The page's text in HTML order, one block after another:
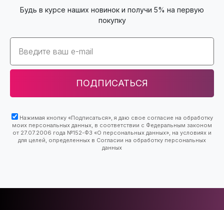
Будь в курсе наших новинок и получи 5% на первую
покупку
Email
ПОДПИСАТЬСЯ
Нажимая кнопку «Подписаться», я даю свое согласие на обработку
моих персональных данных, в соответствии с Федеральным законом
от 27.07.2006 года №152-ФЗ «О персональных данных», на условиях и
для целей, определенных в Согласии на обработку персональных
данных